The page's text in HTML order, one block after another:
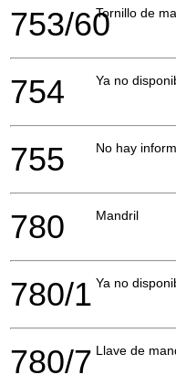
Tornillo de
753/60
Ya no
754
No hay
755
Mandril
780
Ya no
780/1
Llave de
780/7